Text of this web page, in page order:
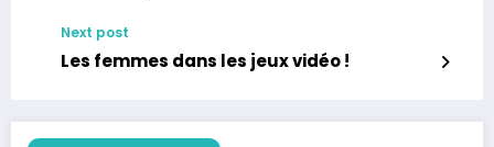
Next post
Les femmes dans les jeux vidéo !